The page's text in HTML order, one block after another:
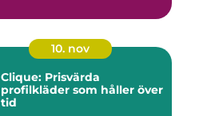
10. nov
Clique: Prisvärda
profilkläder som håller över
tid